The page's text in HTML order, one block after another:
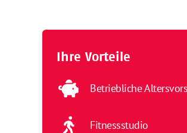
Ihre Vorteile
Betriebliche
Fitnessstudio